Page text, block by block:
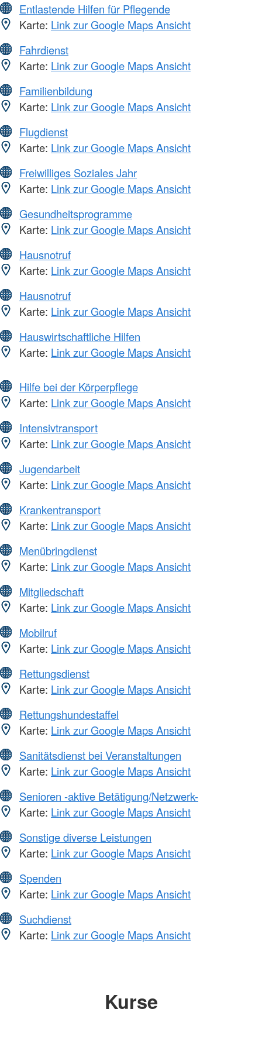
Entlastende Hilfen für Pflegende
Karte: Link zur Google Maps Ansicht
Fahrdienst
Karte: Link zur Google Maps Ansicht
Familienbildung
Karte: Link zur Google Maps Ansicht
Flugdienst
Karte: Link zur Google Maps Ansicht
Freiwilliges Soziales Jahr
Karte: Link zur Google Maps Ansicht
Gesundheitsprogramme
Karte: Link zur Google Maps Ansicht
Hausnotruf
Karte: Link zur Google Maps Ansicht
Hausnotruf
Karte: Link zur Google Maps Ansicht
Hauswirtschaftliche Hilfen
Karte: Link zur Google Maps Ansicht
Hilfe bei der Körperpflege
Karte: Link zur Google Maps Ansicht
Intensivtransport
Karte: Link zur Google Maps Ansicht
Jugendarbeit
Karte: Link zur Google Maps Ansicht
Krankentransport
Karte: Link zur Google Maps Ansicht
Menübringdienst
Karte: Link zur Google Maps Ansicht
Mitgliedschaft
Karte: Link zur Google Maps Ansicht
Mobilruf
Karte: Link zur Google Maps Ansicht
Rettungsdienst
Karte: Link zur Google Maps Ansicht
Rettungshundestaffel
Karte: Link zur Google Maps Ansicht
Sanitätsdienst bei Veranstaltungen
Karte: Link zur Google Maps Ansicht
Senioren -aktive Betätigung/Netzwerk-
Karte: Link zur Google Maps Ansicht
Sonstige diverse Leistungen
Karte: Link zur Google Maps Ansicht
Spenden
Karte: Link zur Google Maps Ansicht
Suchdienst
Karte: Link zur Google Maps Ansicht
Kurse